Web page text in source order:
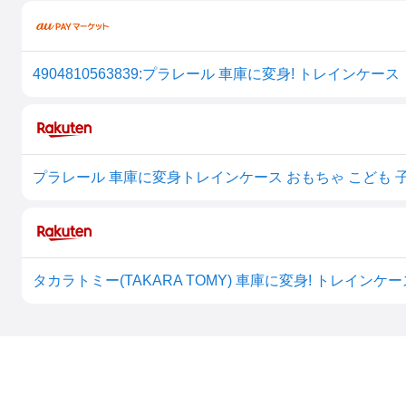
4904810563839:プラレール 車庫に変身! トレインケー
プラレール 車庫に変身トレインケース おもちゃ こども
タカラトミー(TAKARA TOMY) 車庫に変身! トレインケ